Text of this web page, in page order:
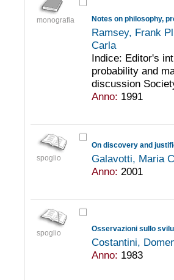
monografia Notes on philosophy,
Ramsey, Frank
Carla
Indice: Editor's
probability and
discussion
Anno: 1991
spoglio
On discovery and
Galavotti, Maria
Anno: 2001
spoglio Osservazioni sullo
Costantini,
Anno: 1983